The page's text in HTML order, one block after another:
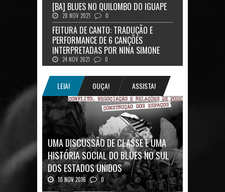
[BA] BLUES NO QUILOMBO DO IGUAPE
28 NOV 2021 0
FEITURA DE CANTO: TRADUÇÃO E
PERFORMANCE DE 6 CANÇÕES
INTERPRETADAS POR NINA SIMONE
24 NOV 2021 0
LEIA! OUÇA! ASSISTA!
UMA DISCUSSÃO DE CLASSE E UMA
HISTÓRIA SOCIAL DO BLUES NO SUL
DOS ESTADOS UNIDOS
10 NOV 2016 0
Mais uma ótima oportunidade de se